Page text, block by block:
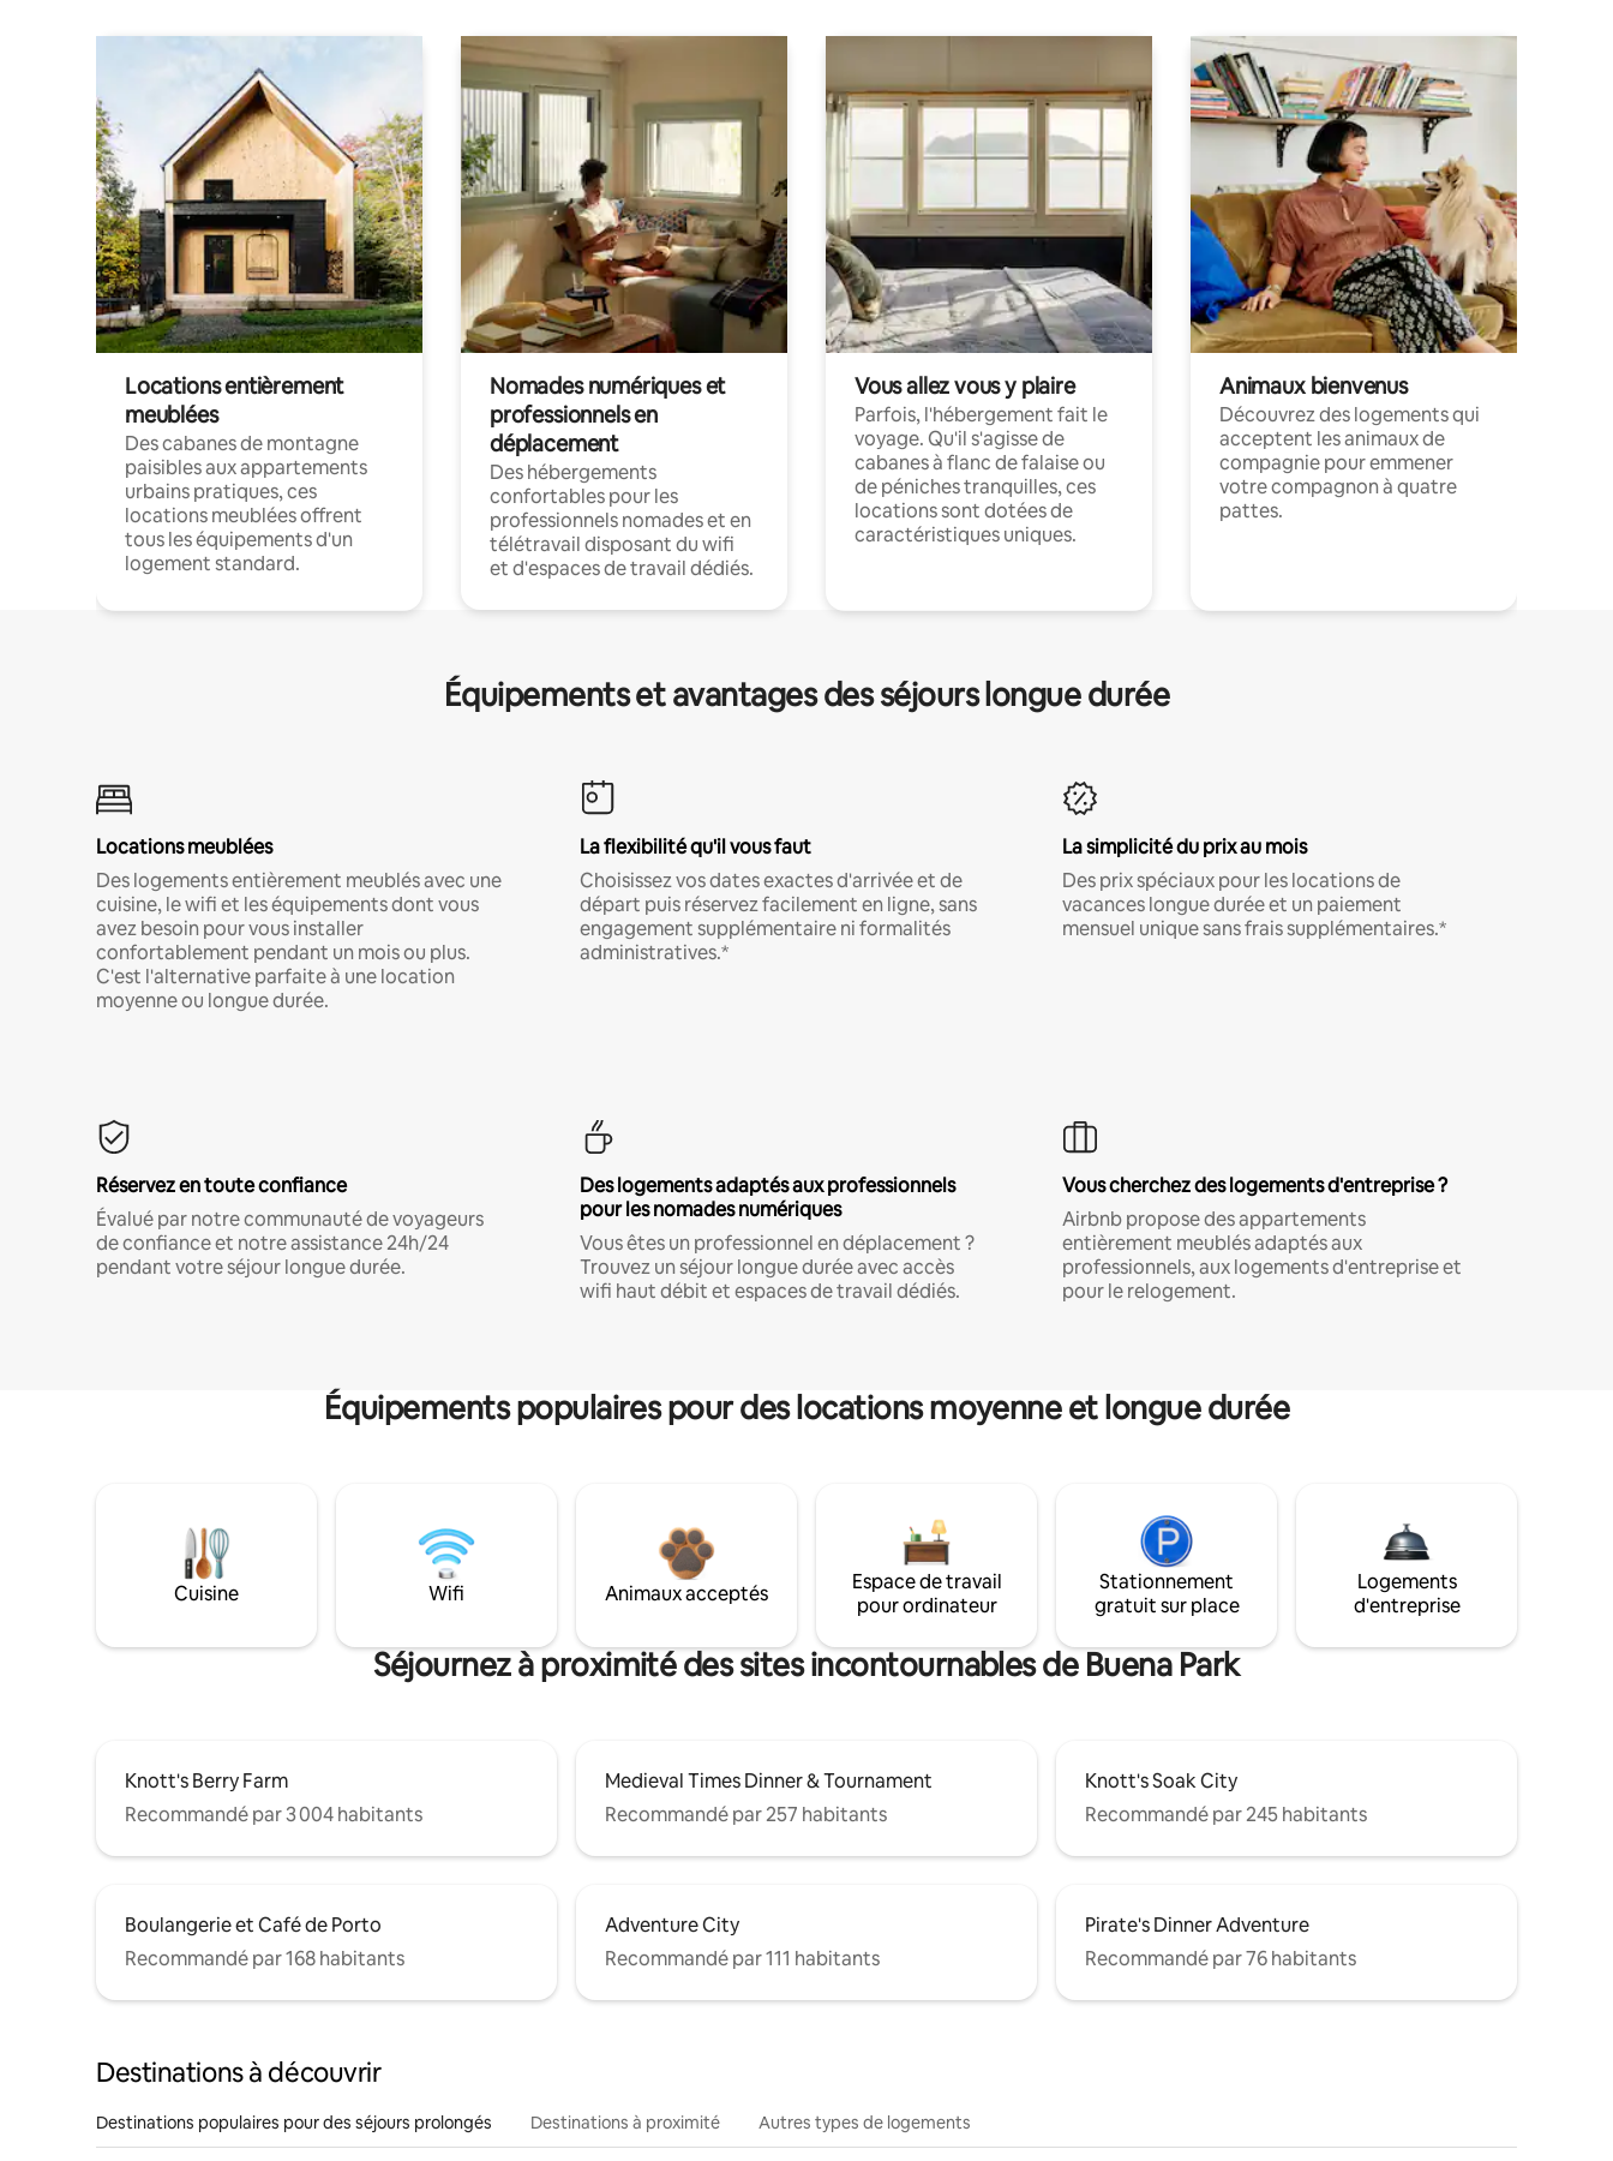
Locations entièrement
meublées
Des cabanes de montagne
paisibles aux appartements
urbains pratiques, ces
locations meublées offrent
tous les équipements d'un
logement standard.
Nomades numériques et
professionnels en
déplacement
Des hébergements
confortables pour les
professionnels nomades et en
télétravail disposant du wifi
et d'espaces de travail dédiés.
Vous allez vous y plaire
Parfois, l'hébergement fait le
voyage. Qu'il s'agisse de
cabanes à flanc de falaise ou
de péniches tranquilles, ces
locations sont dotées de
caractéristiques uniques.
Animaux bienvenus
Découvrez des logements qui
acceptent les animaux de
compagnie pour emmener
votre compagnon à quatre
pattes.
Équipements et avantages des séjours longue durée
Locations meublées
Des logements entièrement meublés avec une
cuisine, le wifi et les équipements dont vous
avez besoin pour vous installer
confortablement pendant un mois ou plus.
C'est l'alternative parfaite à une location
moyenne ou longue durée.
La flexibilité qu'il vous faut
Choisissez vos dates exactes d'arrivée et de
départ puis réservez facilement en ligne, sans
engagement supplémentaire ni formalités
administratives.*
La simplicité du prix au mois
Des prix spéciaux pour les locations de
vacances longue durée et un paiement
mensuel unique sans frais supplémentaires.*
Réservez en toute confiance
Évalué par notre communauté de voyageurs
de confiance et notre assistance 24h/24
pendant votre séjour longue durée.
Des logements adaptés aux professionnels
pour les nomades numériques
Vous êtes un professionnel en déplacement ?
Trouvez un séjour longue durée avec accès
wifi haut débit et espaces de travail dédiés.
Vous cherchez des logements d'entreprise ?
Airbnb propose des appartements
entièrement meublés adaptés aux
professionnels, aux logements d'entreprise et
pour le relogement.
Équipements populaires pour des locations moyenne et longue durée
Cuisine Wifi Animaux acceptés
Espace de travail
pour ordinateur
Stationnement
gratuit sur place
Logements
d'entreprise
Séjournez à proximité des sites incontournables de Buena Park
Knott's Berry Farm
Recommandé par 3 004 habitants
Medieval Times Dinner & Tournament
Recommandé par 257 habitants
Knott's Soak City
Recommandé par 245 habitants
Boulangerie et Café de Porto
Recommandé par 168 habitants
Adventure City
Recommandé par 111 habitants
Pirate's Dinner Adventure
Recommandé par 76 habitants
Destinations à découvrir
Destinations populaires pour des séjours prolongés Destinations à proximité Autres types de logements